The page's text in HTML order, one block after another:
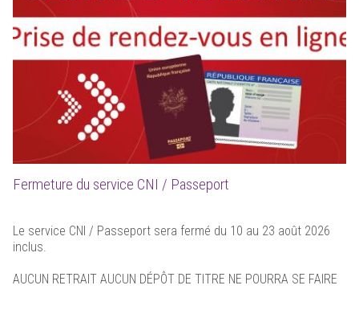
Fermeture du service CNI / Passeport
Le service CNI / Passeport sera fermé du 10 au 23 août 2026
inclus.
AUCUN RETRAIT AUCUN DÉPÔT DE TITRE NE POURRA SE FAIRE